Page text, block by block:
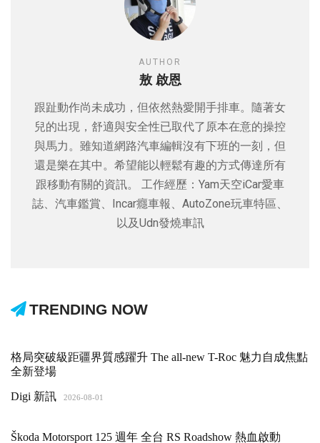
AUTHOR
敖 啟恩
跟趾動作尚未成功，但依然熱愛開手排車。隨著女
兒的出現，舒適與安全性已取代了原本在意的操控
與馬力。雖知道網路汽車編輯沒有下班的一刻，但
還是樂在其中。希望能以輕鬆有趣的方式傳達所有
跟移動有關的資訊。 工作經歷：Yam天空iCar愛車
誌、汽車鑑賞、Incar癮車報、AutoZone玩車特區、
以及Udn發燒車訊
TRENDING NOW
格局突破級距疆界質感躍升 The all-new T-Roc 魅力自成焦點
全新登場
Digi 新訊 2026-08-01
Škoda Motorsport 125 週年 全台 RS Roadshow 熱血啟動